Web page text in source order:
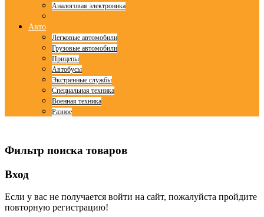
Аналоговая электроника
Авто
Легковые автомобили
Грузовые автомобили
Прицепы
Автобусы
Экстренные службы
Специальная техника
Военная техника
Разное
Фильтр поиска товаров
Вход
Если у вас не получается войти на сайт, пожалуйста пройдите
повторную регистрацию!